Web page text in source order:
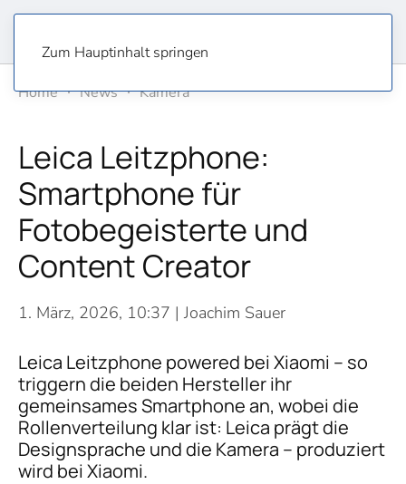
Zum Hauptinhalt springen
Home
News Kamera
Leica Leitzphone:
Smartphone für
Fotobegeisterte und
Content Creator
1. März, 2026, 10:37 | Joachim Sauer
Leica Leitzphone powered bei Xiaomi – so
triggern die beiden Hersteller ihr
gemeinsames Smartphone an, wobei die
Rollenverteilung klar ist: Leica prägt die
Designsprache und die Kamera – produziert
wird bei Xiaomi.